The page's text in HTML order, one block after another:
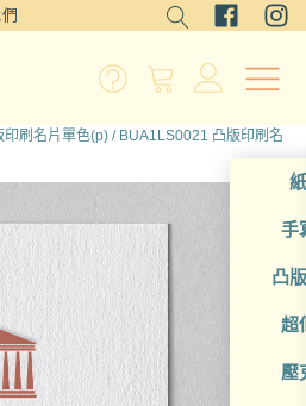
手
凸
超
壓
印刷名片單色(p)/ BUA1LS0021 凸版印刷名